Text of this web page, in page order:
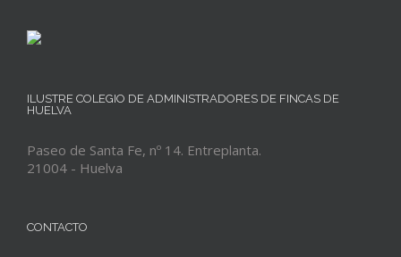
ILUSTRE COLEGIO DE ADMINISTRADORES DE FINCAS DE
HUELVA
Paseo de Santa Fe, nº 14. Entreplanta.
21004 - Huelva
CONTACTO